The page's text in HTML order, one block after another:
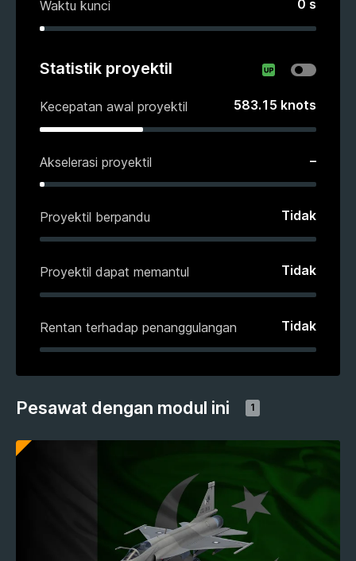
Waktu kunci 0 s
Statistik proyektil
Kecepatan awal proyektil 583.15 knots
Akselerasi proyektil –
Proyektil berpandu Tidak
Proyektil dapat memantul Tidak
Rentan terhadap penanggulangan Tidak
Pesawat dengan modul ini 1